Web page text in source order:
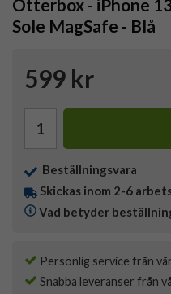
Otterbox - iPhone
Sole MagSafe - Blå
599 kr
Beställningsvara
Skickas inom 2-6
Vad betyder
Personlig service från
Snabba leveranser från